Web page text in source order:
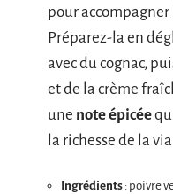
pour
Préparez-la en
avec du cognac,
et de la crème
une note épicée
la richesse de la
Ingrédients : poivre